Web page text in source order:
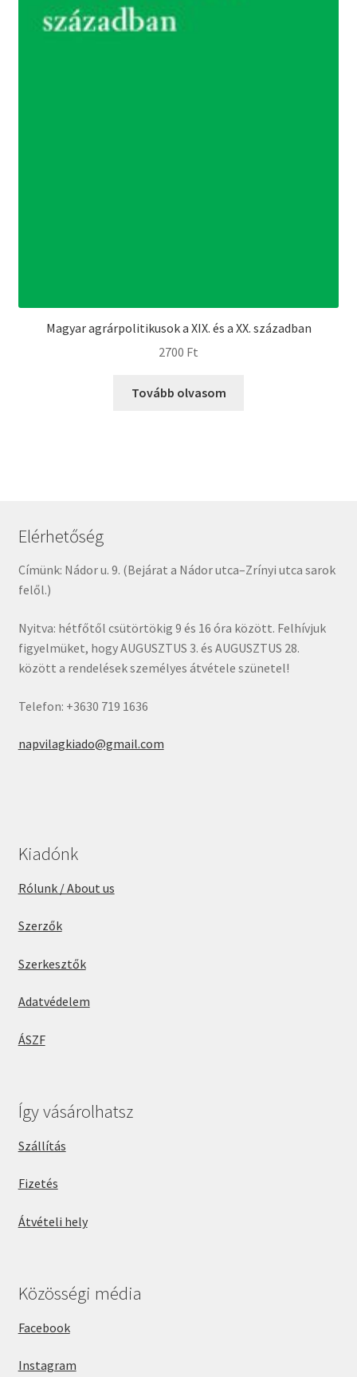
Magyar agrárpolitikusok a XIX. és a XX. században
2700 Ft
Tovább olvasom
Elérhetőség
Címünk: Nádor u. 9. (Bejárat a Nádor utca–Zrínyi utca sarok
felől.)
Nyitva: hétfőtől csütörtökig 9 és 16 óra között. Felhívjuk
figyelmüket, hogy AUGUSZTUS 3. és AUGUSZTUS 28.
között a rendelések személyes átvétele szünetel!
Telefon: +3630 719 1636
napvilagkiado@gmail.com
Kiadónk
Rólunk / About us
Szerzők
Szerkesztők
Adatvédelem
ÁSZF
Így vásárolhatsz
Szállítás
Fizetés
Átvételi hely
Közösségi média
Facebook
Instagram